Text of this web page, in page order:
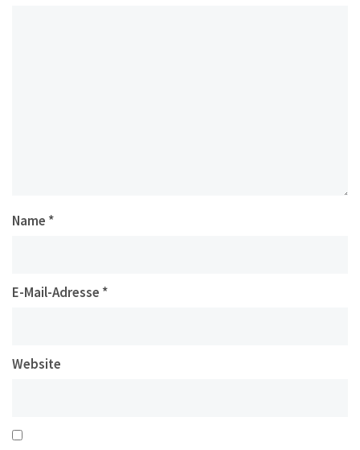
Name *
E-Mail-Adresse *
Website